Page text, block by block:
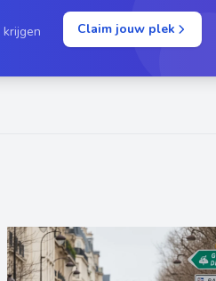
krijgen
Claim jouw plek